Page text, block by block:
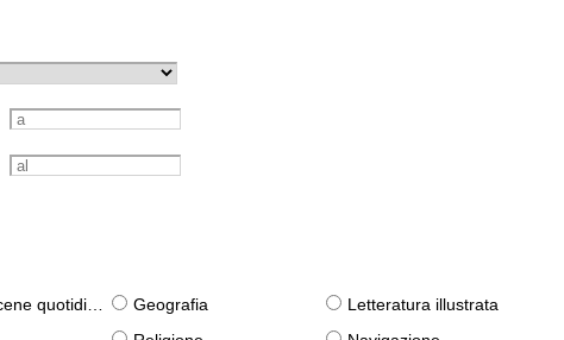
quotidiane) Geografia
Letteratura illustrata